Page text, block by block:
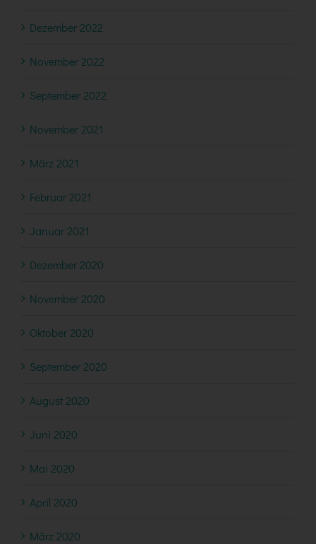
Dezember 2022
November 2022
September 2022
November 2021
März 2021
Februar 2021
Januar 2021
Dezember 2020
November 2020
Oktober 2020
September 2020
August 2020
Juni 2020
Mai 2020
April 2020
März 2020